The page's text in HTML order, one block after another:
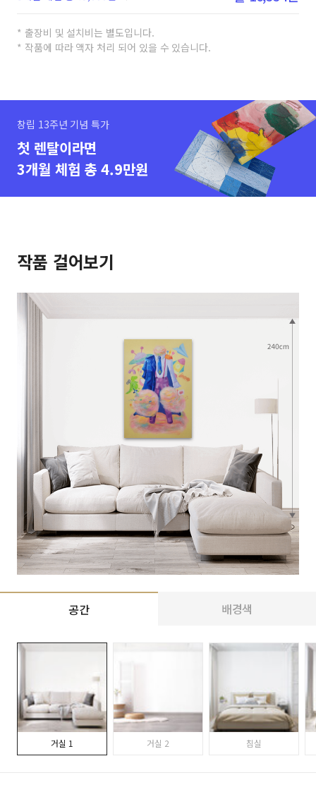
* 출장비 및 설치비는 별도입니다.
* 작품에 따라 액자 처리 되어 있을 수 있습니다.
창립 13주년 기념 특가
첫 렌탈이라면
3개월 체험 총 4.9만원
작품 걸어보기
공간 배경색
거실 1 거실 2 침실